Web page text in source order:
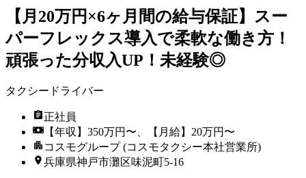
【月20万円×6ヶ月間の給与保証】スー
パーフレックス導入で柔軟な働き方！
頑張った分収入UP！未経験◎
タクシードライバー
正社員
【年収】350万円〜、【月給】20万円〜
コスモグループ (コスモタクシー本社営業所)
兵庫県神戸市灘区味泥町5-16